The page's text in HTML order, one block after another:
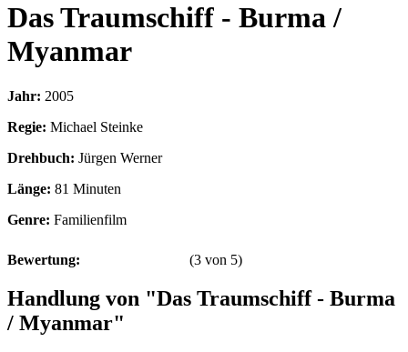
Das Traumschiff - Burma /
Myanmar
Jahr: 2005
Regie: Michael Steinke
Drehbuch: Jürgen Werner
Länge: 81 Minuten
Genre: Familienfilm
Bewertung: (3 von 5)
Handlung von "Das Traumschiff - Burma
/ Myanmar"